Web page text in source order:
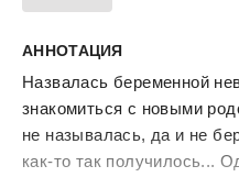
АННОТАЦИЯ
Назвалась беременной
знакомиться с новыми
не называлась, да и не
как-то так получилось...